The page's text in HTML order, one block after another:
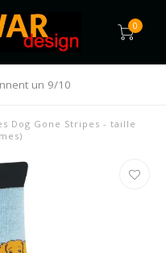
0
un 9/10
Dog Gone Stripes - taille